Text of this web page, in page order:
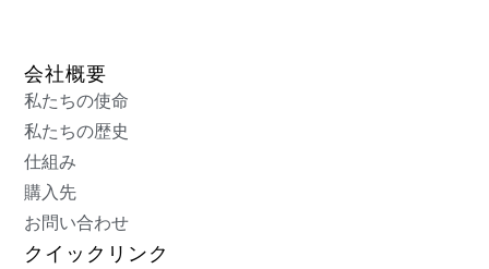
会社概要
私たちの使命
私たちの歴史
仕組み
購入先
お問い合わせ
クイックリンク